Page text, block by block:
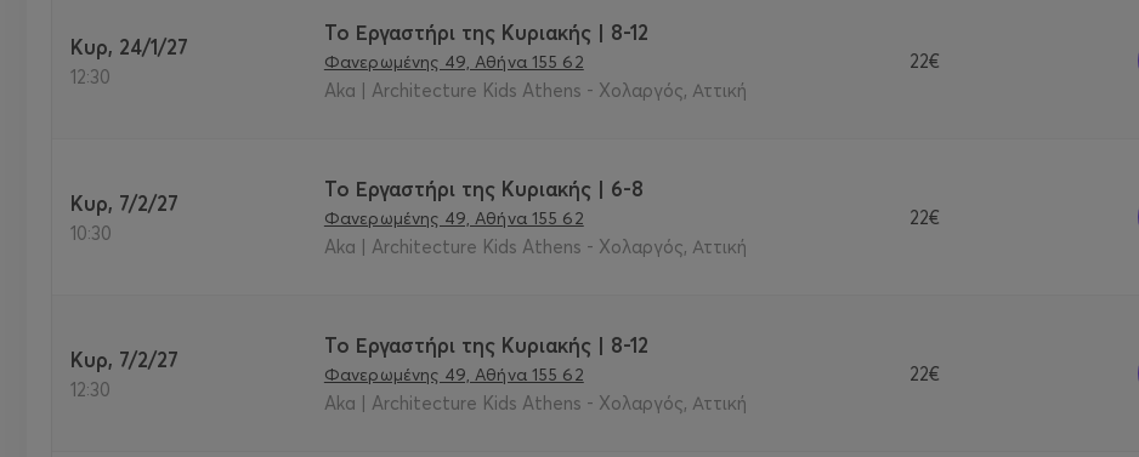
Κυρ, 24/1/27
12:30
Το Εργαστήρι της Κυριακής | 8-12
Φανερωμένης 49, Αθήνα 155 62
Aka | Architecture Kids Athens - Χολαργός, Αττική
22€
Κυρ, 7/2/27
10:30
Το Εργαστήρι της Κυριακής | 6-8
Φανερωμένης 49, Αθήνα 155 62
Aka | Architecture Kids Athens - Χολαργός, Αττική
22€
Κυρ, 7/2/27
12:30
Το Εργαστήρι της Κυριακής | 8-12
Φανερωμένης 49, Αθήνα 155 62
Aka | Architecture Kids Athens - Χολαργός, Αττική
22€